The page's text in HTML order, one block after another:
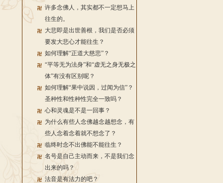
许多念佛人，其实都不一定想马上
往生的。
大悲即是出世善根，我们是否必须
要发大悲心才能往生？
如何理解“正道大慈悲”？
“平等无为法身”和“虚无之身无极之
体”有没有区别呢？
如何理解“果中说因，过闻为信”？
圣种性和性种性完全一致吗？
心和灵魂是不是一回事？
为什么有些人念佛越念越想念，有
些人念着念着就不想念了？
临终时念不出佛能不能往生？
名号是自己主动而来，不是我们念
出来的吗？
法音是有法力的吧？